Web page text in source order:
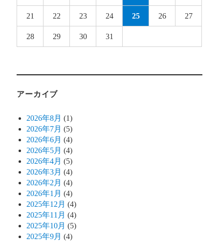
21 22 23 24 25 26 27
28 29 30 31
アーカイブ
2026年8月 (1)
2026年7月 (5)
2026年6月 (4)
2026年5月 (4)
2026年4月 (5)
2026年3月 (4)
2026年2月 (4)
2026年1月 (4)
2025年12月 (4)
2025年11月 (4)
2025年10月 (5)
2025年9月 (4)